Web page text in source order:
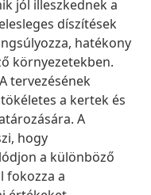
jól illeszkednek a
díszítések
hatékony
környezetekben.
A tervezésének
a kertek és
A
hogy
a különböző
fokozza a